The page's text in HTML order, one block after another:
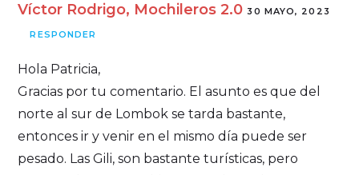
Víctor Rodrigo, Mochileros 2.0 30 MAYO, 2023
RESPONDER
Hola Patricia,
Gracias por tu comentario. El asunto es que del
norte al sur de Lombok se tarda bastante,
entonces ir y venir en el mismo día puede ser
pesado. Las Gili, son bastante turísticas, pero